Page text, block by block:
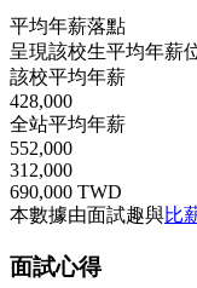
平均年薪落點
呈現該校生平均年薪
該校平均年薪
428,000
全站平均年薪
552,000
312,000
690,000 TWD
本數據由面試趣與比
面試心得